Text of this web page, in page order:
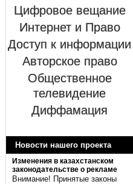
Цифровое вещание
Интернет и Право
Доступ к информации
Авторское право
Общественное
телевидение
Диффамация
Новости нашего проекта
Изменения в казахстанском
законодательстве о рекламе
Внимание! Принятые законы